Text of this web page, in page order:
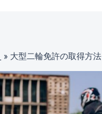
» 大型二輪免許の取得方法